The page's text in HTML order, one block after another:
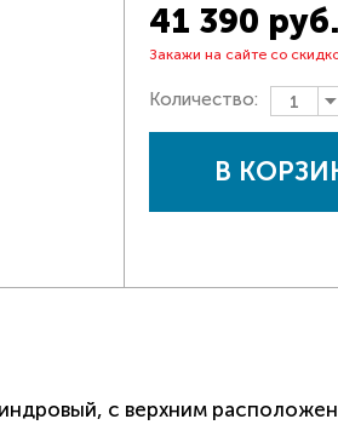
41 390 руб.
Закажи на сайте со
Количество:
В
с верхним